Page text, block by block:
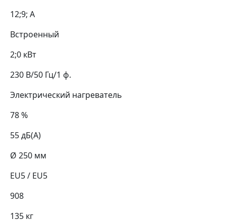
12;9; А
Встроенный
2;0 кВт
230 В/50 Гц/1 ф.
Электрический нагреватель
78 %
55 дБ(А)
Ø 250 мм
EU5 / EU5
908
135 кг